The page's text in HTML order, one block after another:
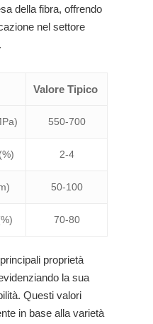
della fibra, offrendo
nel settore
Valore Tipico
550-700
2-4
50-100
70-80
proprietà
la sua
Questi valori
in base alla varietà